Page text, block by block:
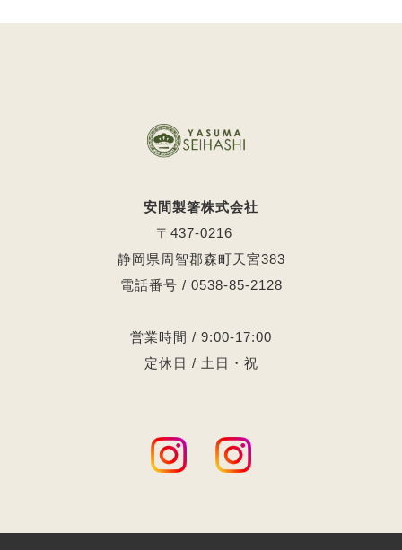
安間製箸株式会社
〒437-0216
静岡県周智郡森町天宮383
電話番号 / 0538-85-2128
営業時間 / 9:00-17:00
定休日 / 土日・祝